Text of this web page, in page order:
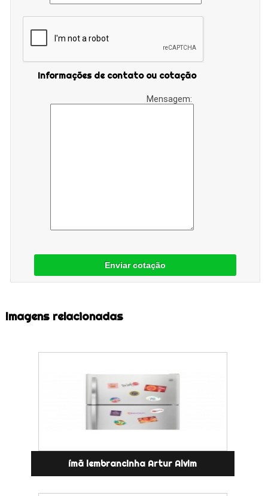
Informações de contato ou cotação
Mensagem:
Enviar cotação
Imagens relacionadas
ímã lembrancinha Artur Alvim